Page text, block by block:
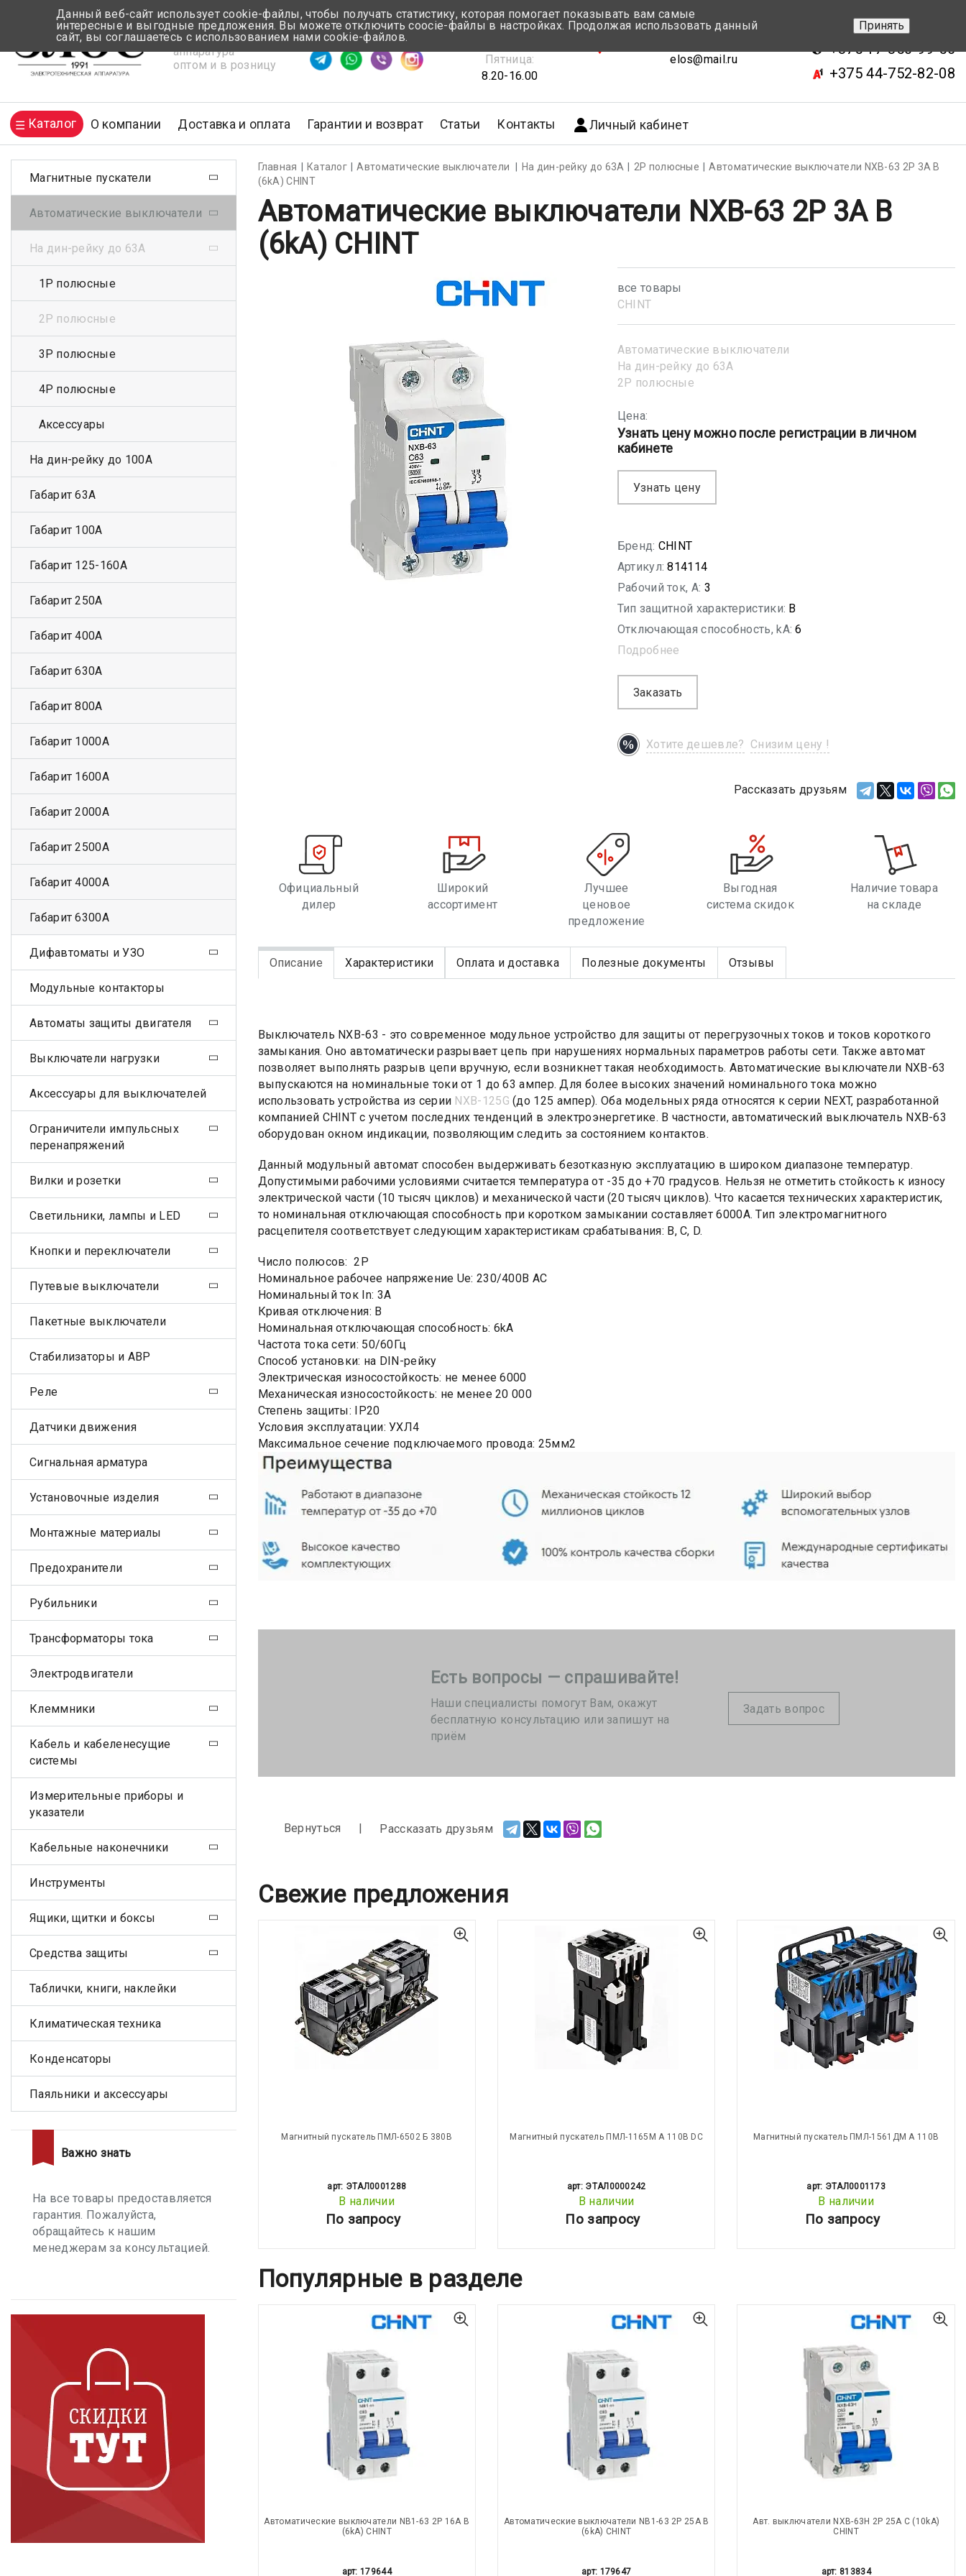
Электротехническая
аппаратура
оптом и в розницу
Время ответа ≈ 5 мин
Понедельник-Четверг:
Пятница:
8.20-16.00
elos@mail.ru
+375 17-343-46-70
+375 17-350-99-56
+375 44-752-82-08
Каталог О компании Доставка и оплата Гарантии и возврат Статьи Контакты Личный кабинет
Главная Каталог Автоматические выключатели На дин-рейку до 63А 2Р полюсные
Автоматические выключатели NXB-63 2P 3A B
(6kA) CHINT
Автоматические выключатели NXB-63 2P 3A B
(6kA) CHINT
все товары
CHINT
Автоматические выключатели
На дин-рейку до 63А
2Р полюсные
Цена:
Узнать цену можно после регистрации в личном
кабинете
Узнать цену
Бренд: CHINT
Артикул: 814114
Рабочий ток, A: 3
Тип защитной характеристики: B
Отключающая способность, kA: 6
Подробнее
Заказать
Хотите дешевле? Снизим цену !
Рассказать друзьям
Официальный
дилер
Широкий
ассортимент
Лучшее
ценовое
предложение
Выгодная
система скидок
Наличие товара
на складе
Описание Характеристики Оплата и доставка Полезные документы Отзывы
Выключатель NXB-63 - это современное модульное устройство для защиты от перегрузочных токов и токов короткого
замыкания. Оно автоматически разрывает цепь при нарушениях нормальных параметров работы сети. Также автомат
позволяет выполнять разрыв цепи вручную, если возникнет такая необходимость. Автоматические выключатели NXB-63
выпускаются на номинальные токи от 1 до 63 ампер. Для более высоких значений номинального тока можно
использовать устройства из серии NXB-125G (до 125 ампер). Оба модельных ряда относятся к серии NEXT, разработанной
компанией CHINT с учетом последних тенденций в электроэнергетике. В частности, автоматический выключатель NXB-63
оборудован окном индикации, позволяющим следить за состоянием контактов.
Данный модульный автомат способен выдерживать безотказную эксплуатацию в широком диапазоне температур.
Допустимыми рабочими условиями считается температура от -35 до +70 градусов. Нельзя не отметить стойкость к износу
электрической части (10 тысяч циклов) и механической части (20 тысяч циклов). Что касается технических характеристик,
то номинальная отключающая способность при коротком замыкании составляет 6000А. Тип электромагнитного
расцепителя соответствует следующим характеристикам срабатывания: B, C, D.
Число полюсов: 2Р
Номинальное рабочее напряжение Ue: 230/400В AC
Номинальный ток In: 3А
Кривая отключения: B
Номинальная отключающая способность: 6kA
Частота тока сети: 50/60Гц
Способ установки: на DIN-рейку
Электрическая износостойкость: не менее 6000
Механическая износостойкость: не менее 20 000
Степень защиты: IP20
Условия эксплуатации: УХЛ4
Максимальное сечение подключаемого провода: 25мм2
Есть вопросы — спрашивайте!
Наши специалисты помогут Вам, окажут
бесплатную консультацию или запишут на
приём
Задать вопрос
Вернуться Рассказать друзьям
Свежие предложения
Магнитный пускатель ПМЛ-6502 Б 380В
арт: ЭТАЛ0001288
В наличии
По запросу
Магнитный пускатель ПМЛ-1165М А 110В DC
арт: ЭТАЛ0000242
В наличии
По запросу
Магнитный пускатель ПМЛ-1561ДМ А 110В
арт: ЭТАЛ0001173
В наличии
По запросу
Популярные в разделе
Автоматические выключатели NB1-63 2P 16A B
(6kA) CHINT
арт: 179644
Автоматические выключатели NB1-63 2P 25A B
(6kA) CHINT
арт: 179647
Авт. выключатели NXB-63H 2P 25A С (10kA)
CHINT
арт: 813834
Магнитные пускатели
Автоматические выключатели
На дин-рейку до 63А
1Р полюсные
2Р полюсные
3Р полюсные
4Р полюсные
Аксессуары
На дин-рейку до 100А
Габарит 63А
Габарит 100А
Габарит 125-160А
Габарит 250А
Габарит 400А
Габарит 630А
Габарит 800А
Габарит 1000А
Габарит 1600А
Габарит 2000А
Габарит 2500А
Габарит 4000А
Габарит 6300А
Дифавтоматы и УЗО
Модульные контакторы
Автоматы защиты двигателя
Выключатели нагрузки
Аксессуары для выключателей
Ограничители импульсных
перенапряжений
Вилки и розетки
Светильники, лампы и LED
Кнопки и переключатели
Путевые выключатели
Пакетные выключатели
Стабилизаторы и АВР
Реле
Датчики движения
Сигнальная арматура
Установочные изделия
Монтажные материалы
Предохранители
Рубильники
Трансформаторы тока
Электродвигатели
Клеммники
Кабель и кабеленесущие
системы
Измерительные приборы и
указатели
Кабельные наконечники
Инструменты
Ящики, щитки и боксы
Средства защиты
Таблички, книги, наклейки
Климатическая техника
Конденсаторы
Паяльники и аксессуары
Важно знать
На все товары предоставляется
гарантия. Пожалуйста,
обращайтесь к нашим
менеджерам за консультацией.
Данный веб-сайт использует cookie-файлы, чтобы получать статистику, которая помогает показывать вам самые
интересные и выгодные предложения. Вы можете отключить coocie-файлы в настройках. Продолжая использовать данный
сайт, вы соглашаетесь с использованием нами cookie-файлов.
Принять